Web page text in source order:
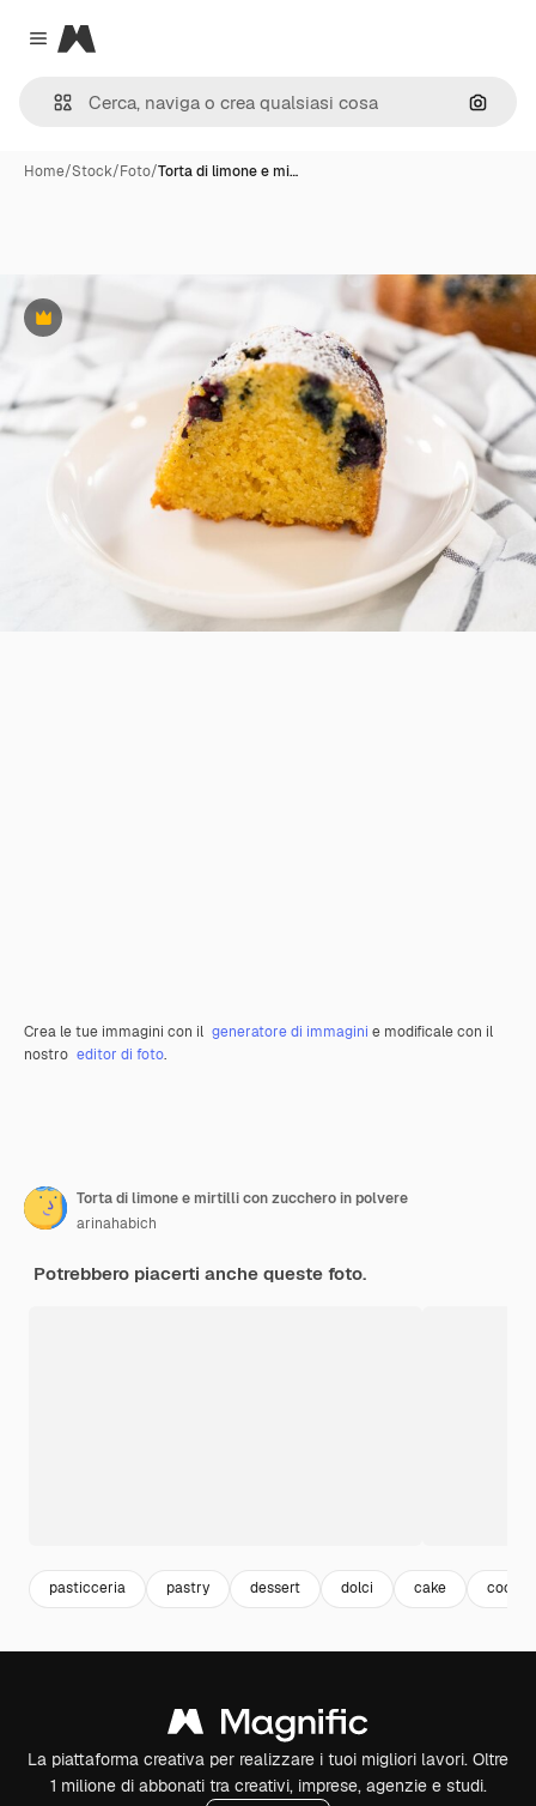
Close menu
Magnific
Cerca
Home/Stock/Foto/Torta di limone e mi…
Premium
Crea le tue immagini con il generatore di immagini e modificale con il
nostro editor di foto.
Torta di limone e mirtilli con zucchero in polvere
arinahabich
Potrebbero piacerti anche queste foto.
pasticceria pastry dessert dolci cake
La piattaforma creativa per realizzare i tuoi migliori lavori. Oltre
1 milione di abbonati tra creativi, imprese, agenzie e studi.